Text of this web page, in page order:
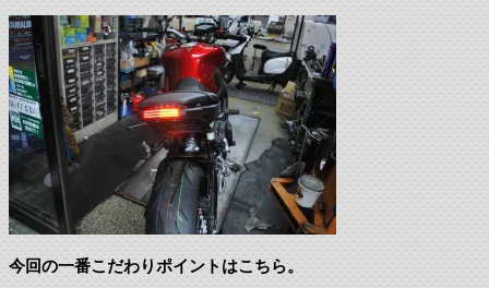
今回の一番こだわりポイントはこちら。